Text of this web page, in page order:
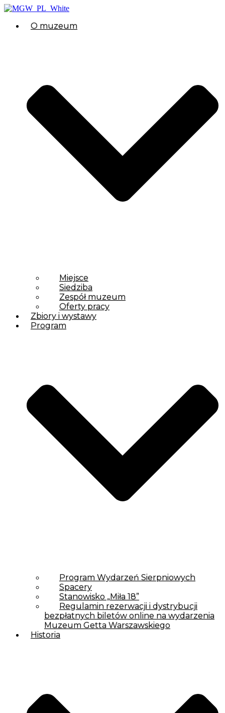
O muzeum
Miejsce
Siedziba
Zespół muzeum
Oferty pracy
Zbiory i wystawy
Program
Program Wydarzeń Sierpniowych
Spacery
Stanowisko „Miła 18”
Regulamin rezerwacji i dystrybucji
bezpłatnych biletów online na wydarzenia
Muzeum Getta Warszawskiego
Historia